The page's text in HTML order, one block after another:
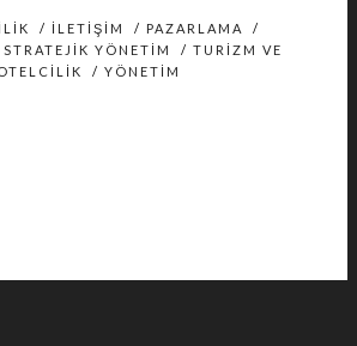
/ İLETIŞIM / PAZARLAMA
/
STRATEJIK YÖNETIM / TURIZM VE
/ YÖNETIM